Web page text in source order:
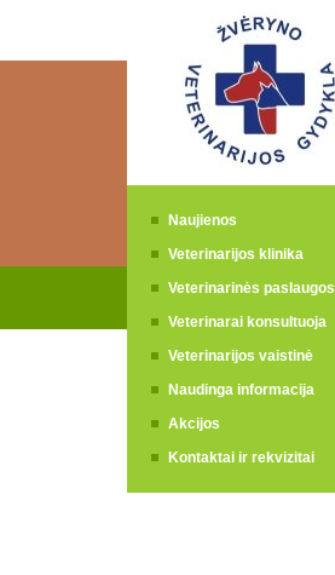
Naujienos
Veterinarijos klinika
Veterinarinės paslaugos
Veterinarai konsultuoja
Veterinarijos vaistinė
Naudinga informacija
Akcijos
Kontaktai ir rekvizitai